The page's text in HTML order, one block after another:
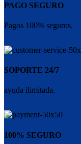
PAGO SEGURO
Pagos 100% seguros.
SOPORTE 24/7
ayuda ilimitada.
100% SEGURO